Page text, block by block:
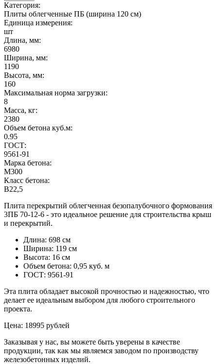
Категория:
Плиты облегченные ПБ (ширина 120 см)
Единица измерения:
шт
Длина, мм:
6980
Ширина, мм:
1190
Высота, мм:
160
Максимальная норма загрузки:
8
Масса, кг:
2380
Объем бетона куб.м:
0.95
ГОСТ:
9561-91
Марка бетона:
M300
Класс бетона:
B22,5
Плита перекрытий облегченная безопалубочного формования
3ПБ 70-12-6 - это идеальное решение для строительства крыш
и перекрытий.
Длина: 698 см
Ширина: 119 см
Высота: 16 см
Объем бетона: 0,95 куб. м
ГОСТ: 9561-91
Эта плита обладает высокой прочностью и надежностью, что
делает ее идеальным выбором для любого строительного
проекта.
Цена: 18995 рублей
Заказывая у нас, вы можете быть уверены в качестве
продукции, так как мы являемся заводом по производству
железобетонных изделий.